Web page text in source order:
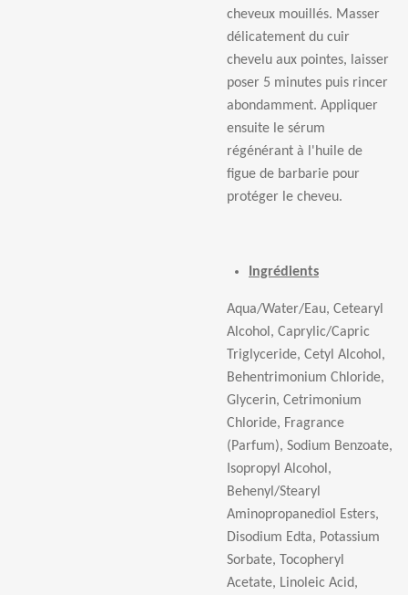
cheveux mouill és. Masser
dé licatement du cuir
chevelu aux pointes, laisser
poser 5 minutes puis rincer
abondamment. Appliquer
ensuite le sérum
régénérant à l'huile de
figue de barbarie pour
protéger le cheveu.
Ingrédients
Aqua/Water/Eau, Cetearyl
Alcohol, Caprylic/Capric
Triglyceride, Cetyl Alcohol,
Behentrimonium Chloride,
Glycerin, Cetrimonium
Chloride, Fragrance
(Parfum), Sodium Benzoate,
Isopropyl Alcohol,
Behenyl/Stearyl
Aminopropanediol Esters,
Disodium Edta, Potassium
Sorbate, Tocopheryl
Acetate, Linoleic Acid,